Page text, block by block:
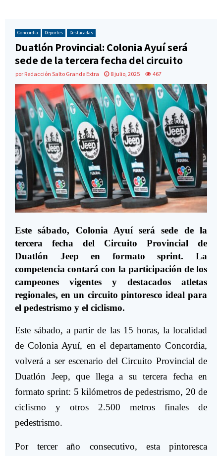
Concordia Deportes Destacadas
Duatlón Provincial: Colonia Ayuí será
sede de la tercera fecha del circuito
por Redacción Salto Grande Extra 8 julio, 2025 467
Este sábado, Colonia Ayuí será sede de la
tercera fecha del Circuito Provincial de
Duatlón Jeep en formato sprint. La
competencia contará con la participación de los
campeones vigentes y destacados atletas
regionales, en un circuito pintoresco ideal para
el pedestrismo y el ciclismo.
Este sábado, a partir de las 15 horas, la localidad
de Colonia Ayuí, en el departamento Concordia,
volverá a ser escenario del Circuito Provincial de
Duatlón Jeep, que llega a su tercera fecha en
formato sprint: 5 kilómetros de pedestrismo, 20 de
ciclismo y otros 2.500 metros finales de
pedestrismo.
Por tercer año consecutivo, esta pintoresca